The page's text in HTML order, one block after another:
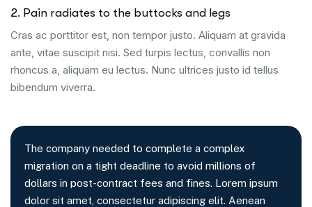
2. Pain radiates to the buttocks and legs
Cras ac porttitor est, non tempor justo. Aliquam at gravida
ante, vitae suscipit nisi. Sed turpis lectus, convallis non
rhoncus a, aliquam eu lectus. Nunc ultrices justo id tellus
bibendum viverra.
The company needed to complete a complex
migration on a tight deadline to avoid millions of
dollars in post-contract fees and fines. Lorem ipsum
dolor sit amet, consectetur adipiscing elit. Aenean